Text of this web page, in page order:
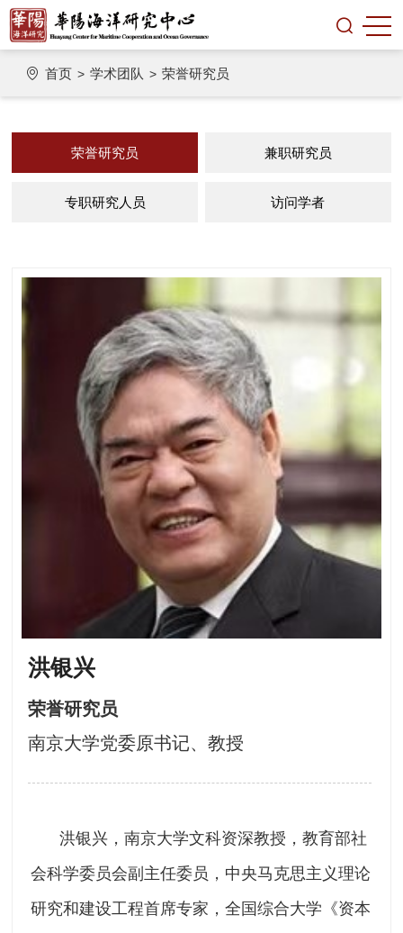
首页 > 学术团队 > 荣誉研究员
荣誉研究员 兼职研究员
专职研究人员 访问学者
洪银兴
荣誉研究员
南京大学党委原书记、教授
洪银兴，南京大学文科资深教授，教育部社
会科学委员会副主任委员，中央马克思主义理论
研究和建设工程首席专家，全国综合大学《资本